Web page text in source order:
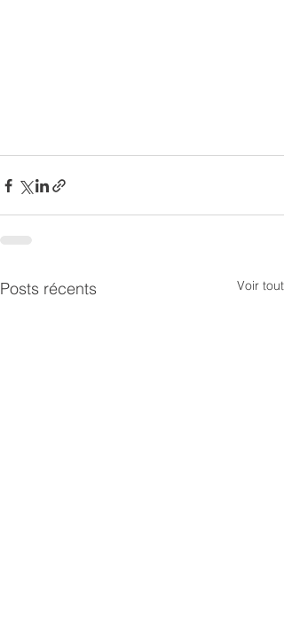
Posts récents Voir tout